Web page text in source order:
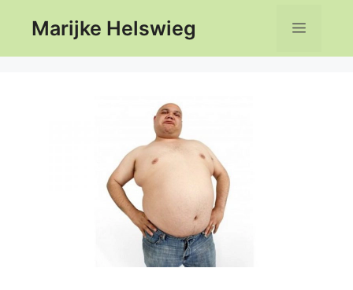
Marijke Helswieg Menu